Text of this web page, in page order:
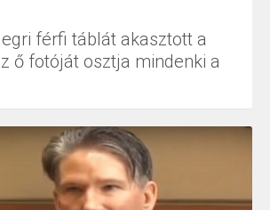
egri férfi táblát akasztott a
ő fotóját osztja mindenki a